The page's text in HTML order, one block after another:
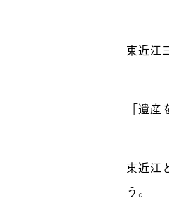
東近江
「遺
東近江
う。